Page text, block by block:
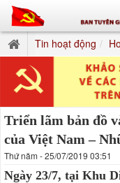
Tin hoạt động
Triển lãm bản đồ
của Việt Nam –
Thứ năm - 25/07/2019 03:51
Ngày 23/7, tại Khu